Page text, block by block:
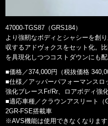
47000-TGS87（GRS184）
より強靭なボディとシャシーを創
収するアドヴォクスをセット化。
を具現化しつつコストダウンにも
■価格／374,000円（税抜価格
■仕様／アッパーパフォーマンスロ
強化ブレースFr/Rr、ロアボディ強
■適応車種／クラウンアスリート
2GR-FSE搭載車
※AVS機能は使用できなくなります